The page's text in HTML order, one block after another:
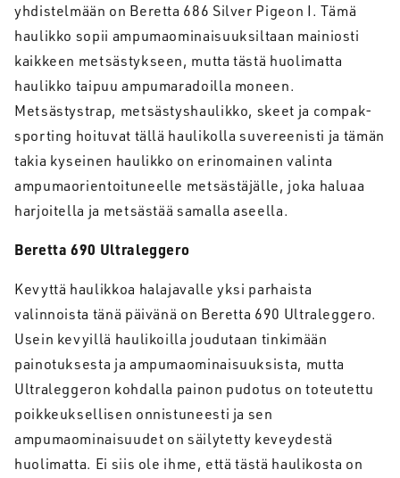
yhdistelmään on Beretta 686 Silver Pigeon I. Tämä
haulikko sopii ampumaominaisuuksiltaan mainiosti
kaikkeen metsästykseen, mutta tästä huolimatta
haulikko taipuu ampumaradoilla moneen.
Metsästystrap, metsästyshaulikko, skeet ja compak-
sporting hoituvat tällä haulikolla suvereenisti ja tämän
takia kyseinen haulikko on erinomainen valinta
ampumaorientoituneelle metsästäjälle, joka haluaa
harjoitella ja metsästää samalla aseella.
Beretta 690 Ultraleggero
Kevyttä haulikkoa halajavalle yksi parhaista
valinnoista tänä päivänä on Beretta 690 Ultraleggero.
Usein kevyillä haulikoilla joudutaan tinkimään
painotuksesta ja ampumaominaisuuksista, mutta
Ultraleggeron kohdalla painon pudotus on toteutettu
poikkeuksellisen onnistuneesti ja sen
ampumaominaisuudet on säilytetty keveydestä
huolimatta. Ei siis ole ihme, että tästä haulikosta on